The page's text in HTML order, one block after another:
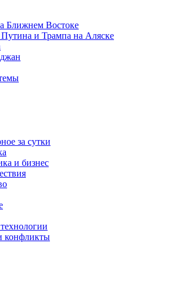
Ближнем Востоке
Путина и Трампа на Аляске
за сутки
и бизнес
конфликты